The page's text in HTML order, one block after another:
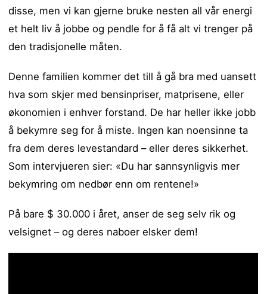
disse, men vi kan gjerne bruke nesten all vår energi
et helt liv å jobbe og pendle for å få alt vi trenger på
den tradisjonelle måten.
Denne familien kommer det till å gå bra med uansett
hva som skjer med bensinpriser, matprisene, eller
økonomien i enhver forstand. De har heller ikke jobb
å bekymre seg for å miste. Ingen kan noensinne ta
fra dem deres levestandard – eller deres sikkerhet.
Som intervjueren sier: «Du har sannsynligvis mer
bekymring om nedbør enn om rentene!»
På bare $ 30.000 i året, anser de seg selv rik og
velsignet – og deres naboer elsker dem!